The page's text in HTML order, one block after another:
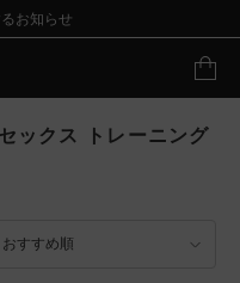
お知らせ
ックス トレーニング
おすすめ順